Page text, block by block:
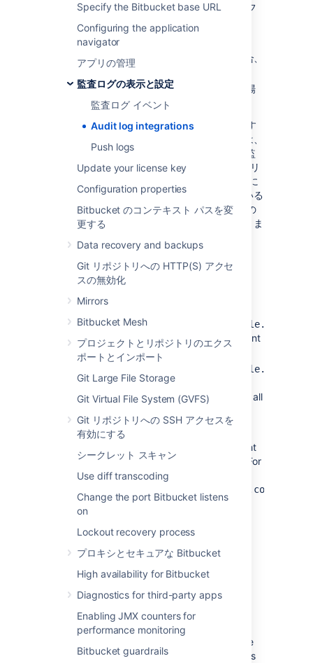
Specify the Bitbucket base URL
Configuring the application
navigator
アプリの管理
監査ログの表示と設定
監査ログ イベント
Audit log integrations
Push logs
Update your license key
Configuration properties
Bitbucket のコンテキスト パスを変
更する
Data recovery and backups
Git リポジトリへの HTTP(S) アクセ
スの無効化
Mirrors
Bitbucket Mesh
プロジェクトとリポジトリのエクス
ポートとインポート
Git Large File Storage
Git Virtual File System (GVFS)
Git リポジトリへの SSH アクセスを
有効にする
シークレット スキャン
Use diff transcoding
Change the port Bitbucket listens
on
Lockout recovery process
プロキシとセキュアな Bitbucket
High availability for Bitbucket
Diagnostics for third-party apps
Enabling JMX counters for
performance monitoring
Bitbucket guardrails
用してログの量を管理しています。監査ログ フ
ァイルは次の場合に自動的にアーカイブされま
ノードの時刻が深夜 12:00 を迎えた場合、
または
監査ログ ファイルが 100 MB に
場
ノードでログ ファイルの保存件数が上限に達す
ると、最も古いものが削除されます。既定では、
ログ ファイル数の上限は 100 件です (現在の監
査ログ ファイル + アーカイブ 99 件)。各アプリ
ケーション ノードで、これらのログ ファイルに
対して十分なディスク空き容量を割り当てている
ことを確認してください。既定設定の 100 件の
ファイルでは、10 GB を割り当てる必要がありま
To customize the log rotation rules (and,
ultimately, the retention rules), use the
following bitbucket.properties
parameters:
com.atlassian.audit.file.max.file.size
the maximum size (in MB) for the current
audit log file before it is archived.
com.atlassian.audit.file.max.file.count
the maximum number of audit log files
(counting the current audit log file and all
Both default to100
these values, make sure you allocate the right
amount of space on each application node. For
example, if you
com.atlassian.audit.file.max.file.count=150
you should allocate at least 15GB just for log
files on each application node.
For more information on using
bitbucket.properties file, click
ログ ファイルの詳細
Bitbucket Server writes audit logs in real time
to the home directory. Specifically, these logs